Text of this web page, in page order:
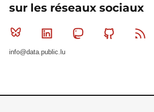
sur les réseaux sociaux
Bluesky Linkedin MastodonGithub
info@data.public.lu